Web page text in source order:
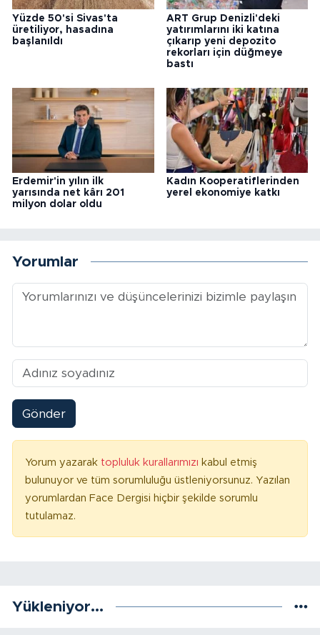
Yüzde 50'si Sivas'ta
üretiliyor, hasadına
başlanıldı
ART Grup Denizli'deki
yatırımlarını iki katına
çıkarıp yeni depozito
rekorları için düğmeye
bastı
Erdemir'in yılın ilk
yarısında net kârı 201
milyon dolar oldu
Kadın Kooperatiflerinden
yerel ekonomiye katkı
Yorumlar
Gönder
Yorum yazarak topluluk kurallarımızı kabul etmiş
bulunuyor ve tüm sorumluluğu üstleniyorsunuz. Yazılan
yorumlardan Face Dergisi hiçbir şekilde sorumlu
tutulamaz.
Yükleniyor...